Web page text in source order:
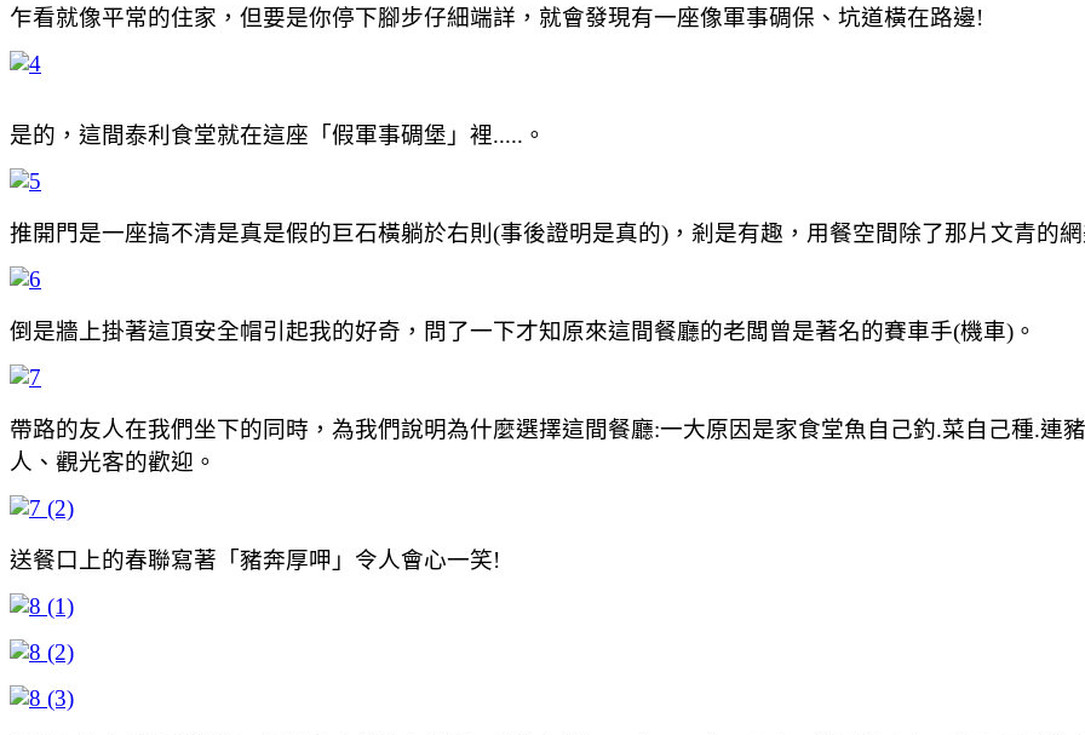
乍看就像平常的住家，但要是你停下腳步仔細端詳，就會發現有一座像軍事碉保、坑道橫在路邊!
是的，這間泰利食堂就在這座「假軍事碉堡」裡.....。
推開門是一座搞不清是真是假的巨石橫躺於右則(事後證明是真的)，剎是有趣，用餐空間除了那片文青的
倒是牆上掛著這頂安全帽引起我的好奇，問了一下才知原來這間餐廳的老闆曾是著名的賽車手(機車)。
帶路的友人在我們坐下的同時，為我們說明為什麼選擇這間餐廳:一大原因是家食堂魚自己釣.菜自己種.連
人、觀光客的歡迎。
送餐口上的春聯寫著「豬奔厚呷」令人會心一笑!